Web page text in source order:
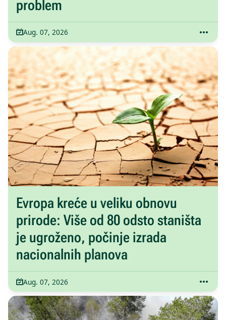
problem
Aug. 07, 2026
Evropa kreće u veliku obnovu
prirode: Više od 80 odsto staništa
je ugroženo, počinje izrada
nacionalnih planova
Aug. 07, 2026